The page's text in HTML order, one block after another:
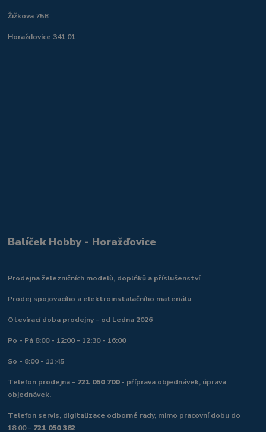
Žižkova 758
Horažďovice 341 01
Balíček Hobby - Horažďovice
Prodejna železničních modelů, doplňků a příslušenství
Prodej spojovacího a elektroinstalačního materiálu
Otevírací doba prodejny - od Ledna 2026
Po - Pá 8:00 - 12:00 - 12:30 - 16:00
So - 8:00 - 11:45
Telefon prodejna - 721 050 700- příprava objednávek, úprava
objednávek.
Telefon servis, digitalizace odborné rady, mimo pracovní dobu do
18:00 - 721 050 382